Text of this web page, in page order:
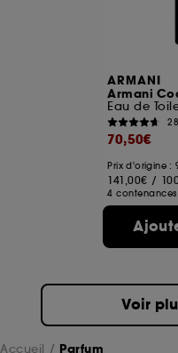
ARMANI
Armani
Eau de
70,50€
Prix d'origine :
141,00€ /
4
Voir
Accueil Parfum